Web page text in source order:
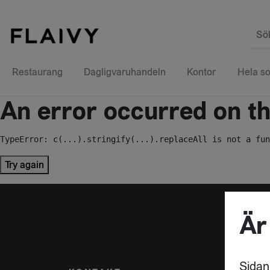
Restaurang Dagligvaruhandeln Kontor Hela
An error occurred on
TypeError: c(...).stringify(...).replaceAll is not a
Try again